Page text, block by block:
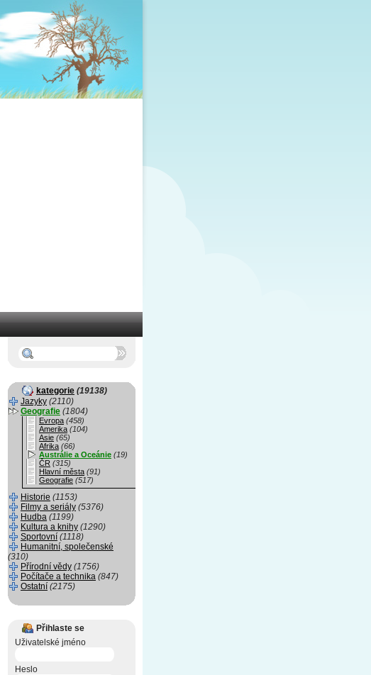
kategorie (19138)
Jazyky (2110)
Geografie (1804)
Evropa (458)
Amerika (104)
Asie (65)
Afrika (66)
Austrálie a Oceánie (19)
ČR (315)
Hlavní města (91)
Geografie (517)
Historie (1153)
Filmy a seriály (5376)
Hudba (1199)
Kultura a knihy (1290)
Sportovní (1118)
Humanitní, společenské
(310)
Přírodní vědy (1756)
Počítače a technika (847)
Ostatní (2175)
Přihlaste se
Uživatelské jméno
Heslo